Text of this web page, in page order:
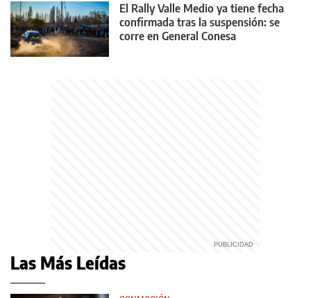
El Rally Valle Medio ya tiene fecha
confirmada tras la suspensión: se
corre en General Conesa
Las Más Leídas